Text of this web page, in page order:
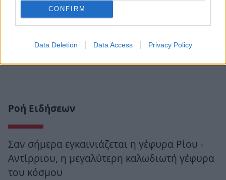
CONFIRM
Data Deletion Data Access Privacy Policy
Ροή Ειδήσεων
Σαν σήμερα εγκαινιάζεται η γέφυρα Ρίου -
Αντίρριου, η μεγαλύτερη καλωδιωτή γέφυρα
του κόσμου